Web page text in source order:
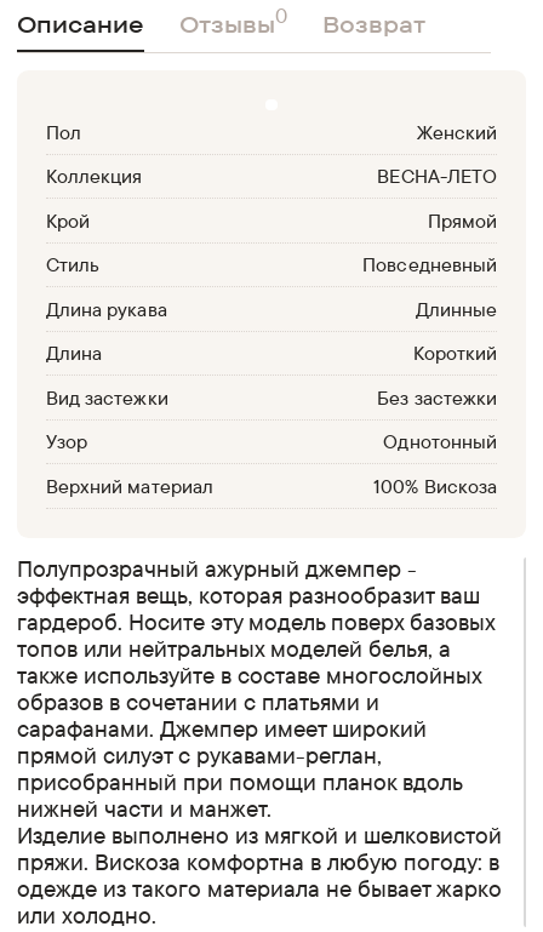
Описание Отзывы0 Возврат
Полупрозрачный ажурный джемпер -
эффектная вещь, которая разнообразит ваш
гардероб. Носите эту модель поверх базовых
топов или нейтральных моделей белья, а
также используйте в составе многослойных
образов в сочетании с платьями и
сарафанами. Джемпер имеет широкий
прямой силуэт с рукавами-реглан,
присобранный при помощи планок вдоль
нижней части и манжет.
Изделие выполнено из мягкой и шелковистой
пряжи. Вискоза комфортна в любую погоду: в
одежде из такого материала не бывает жарко
или холодно.
Пол
Женский
Коллекция
ВЕСНА-ЛЕТО
Крой
Прямой
Стиль
Повседневный
Длина рукава
Длинные
Длина
Короткий
Вид застежки
Без застежки
Узор
Однотонный
Верхний материал
100% Вискоза